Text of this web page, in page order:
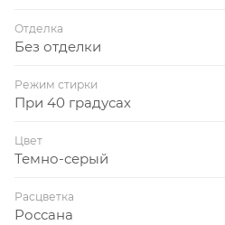
Отделка
Без отделки
Режим стирки
При 40 градусах
Цвет
Темно-серый
Расцветка
Россана